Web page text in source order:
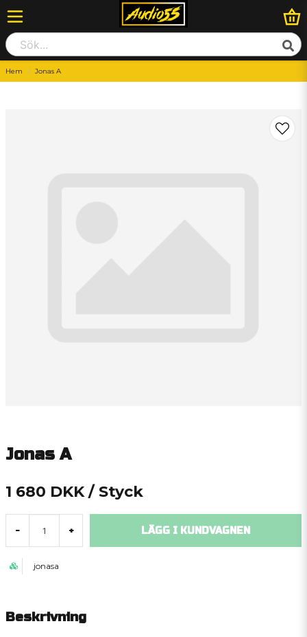
Hem Jonas A
Jonas A
1 680 DKK / Styck
- + LÄGG I KUNDVAGNEN
jonasa
Beskrivning